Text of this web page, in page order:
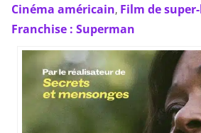
Cinéma américain, Film de
Franchise : Superman